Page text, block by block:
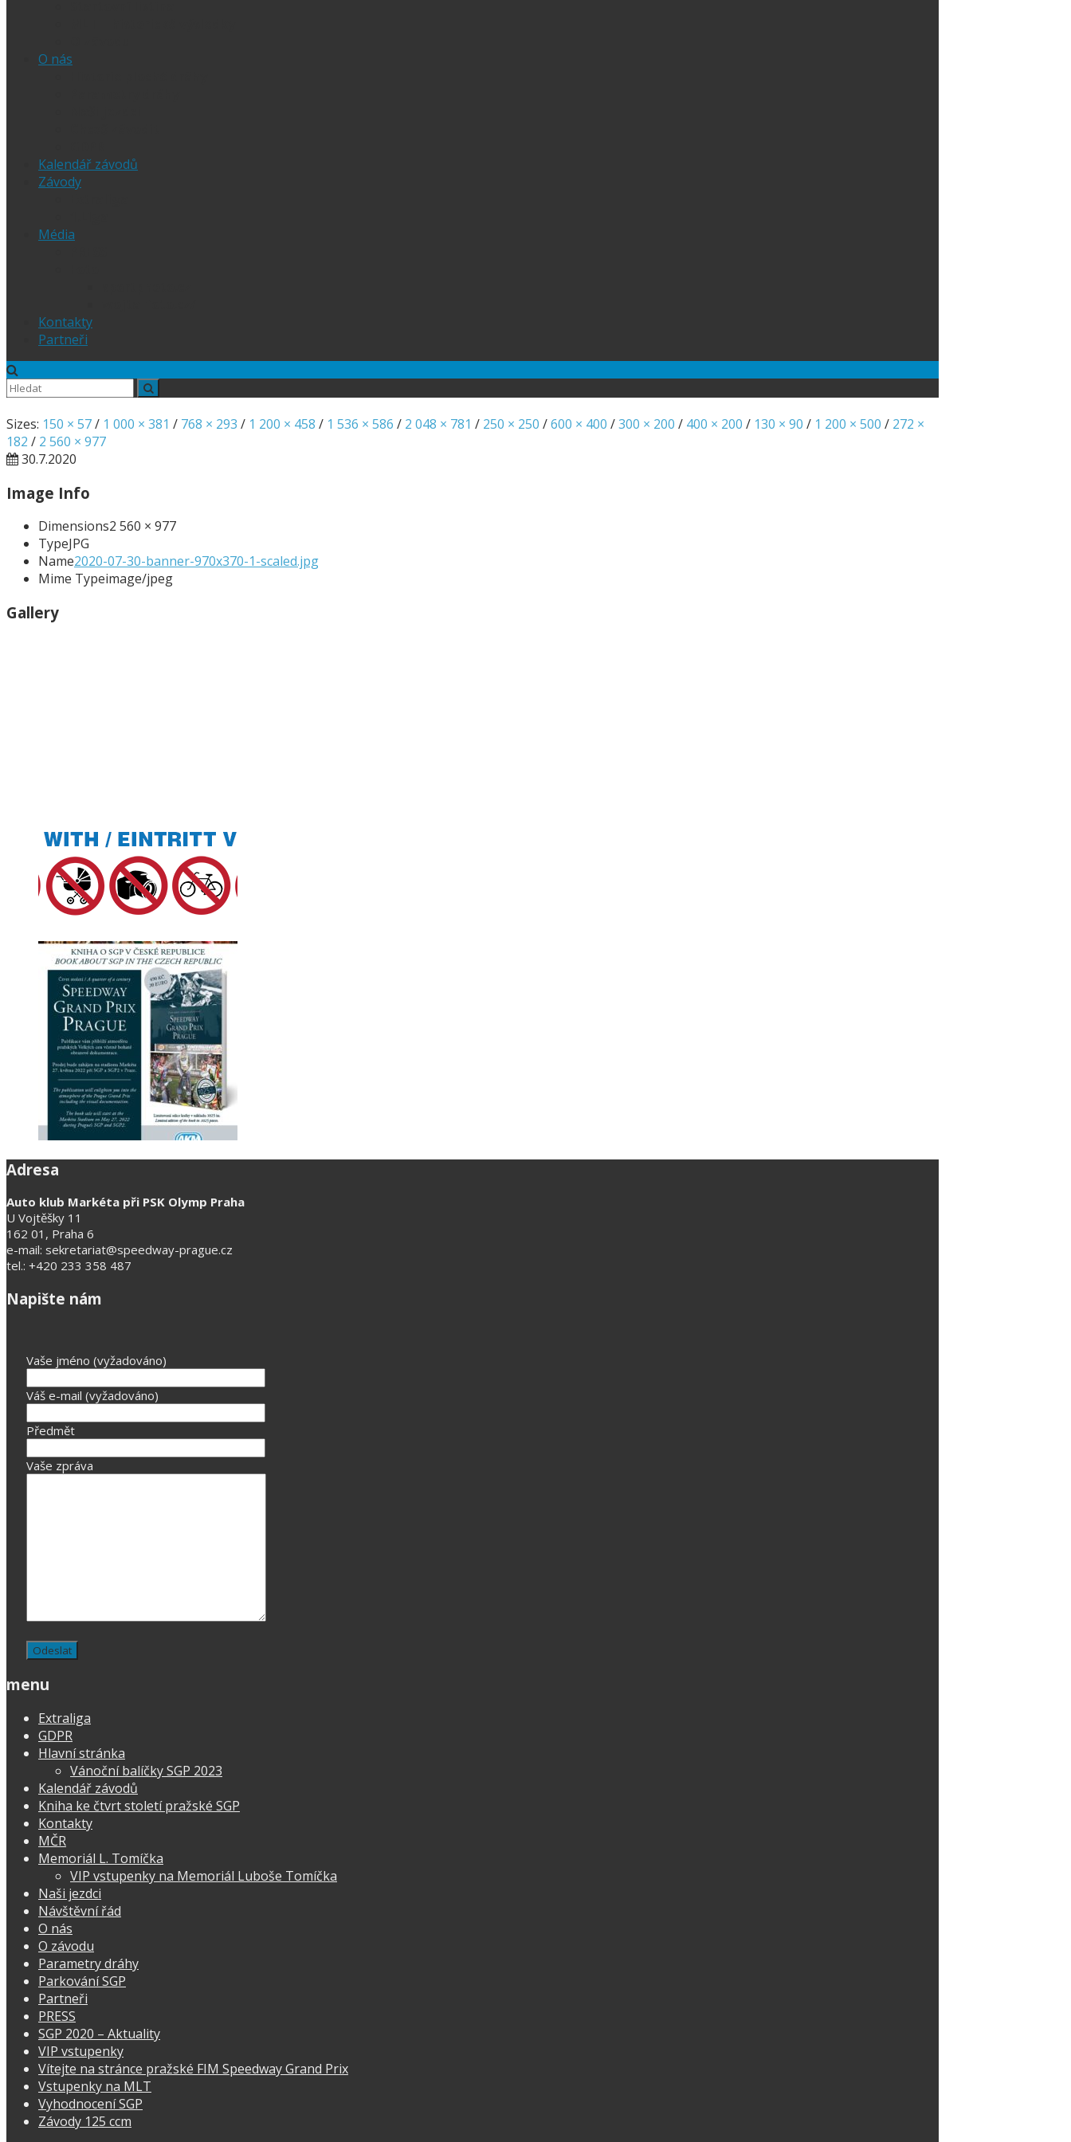
O nás
Kalendář závodů
Závody
Média
Kontakty
Partneři
Sizes: 150 × 57/ 1 000 × 381 / 768 × 293 / 1 200 × 458 / 1 536 × 586 / 2 048 × 781 / 250 × 250 /600 × 400 /300 × 200 / 400 × 200 / 130 × 90 / 1 200 × 500 / 272 ×
182 / 2 560 × 977
30.7.2020
Image Info
Dimensions2 560 × 977
TypeJPG
Name2020-07-30-banner-970x370-1-scaled.jpg
Mime Typeimage/jpeg
Gallery
Adresa
Auto klub Markéta při PSK Olymp Praha
U Vojtěšky 11
162 01, Praha 6
e-mail: sekretariat@speedway-prague.cz
tel.: +420 233 358 487
Napište nám
Vaše jméno (vyžadováno)
Váš e-mail (vyžadováno)
Předmět
Vaše zpráva
menu
Extraliga
GDPR
Hlavní stránka
Vánoční balíčky SGP 2023
Kalendář závodů
Kniha ke čtvrt století pražské SGP
Kontakty
MČR
Memoriál L. Tomíčka
VIP vstupenky na Memoriál Luboše Tomíčka
Naši jezdci
Návštěvní řád
O nás
O závodu
Parametry dráhy
Parkování SGP
Partneři
PRESS
SGP 2020 – Aktuality
VIP vstupenky
Vítejte na stránce pražské FIM Speedway Grand Prix
Vstupenky na MLT
Vyhodnocení SGP
Závody 125 ccm